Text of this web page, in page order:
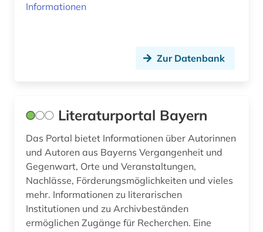
naturschutz (1)
open data (2)
orte (2)
ortsverzeichnis (2)
Informationen
Zur Datenbank
Literaturportal Bayern
Das Portal bietet Informationen über Autorinnen
und Autoren aus Bayerns Vergangenheit und
Gegenwart, Orte und Veranstaltungen,
Nachlässe, Förderungsmöglichkeiten und vieles
mehr. Informationen zu literarischen
Institutionen und zu Archivbeständen
ermöglichen Zugänge für Recherchen. Eine